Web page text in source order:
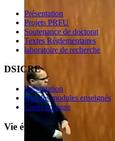
Présentation
Projets PRFU
Soutenance de doctorat
Textes Réglementaires
laboratoire de recherche
DSICRE
Présentation
liste des modules enseignés
Cours en ligne
Vie étudiante